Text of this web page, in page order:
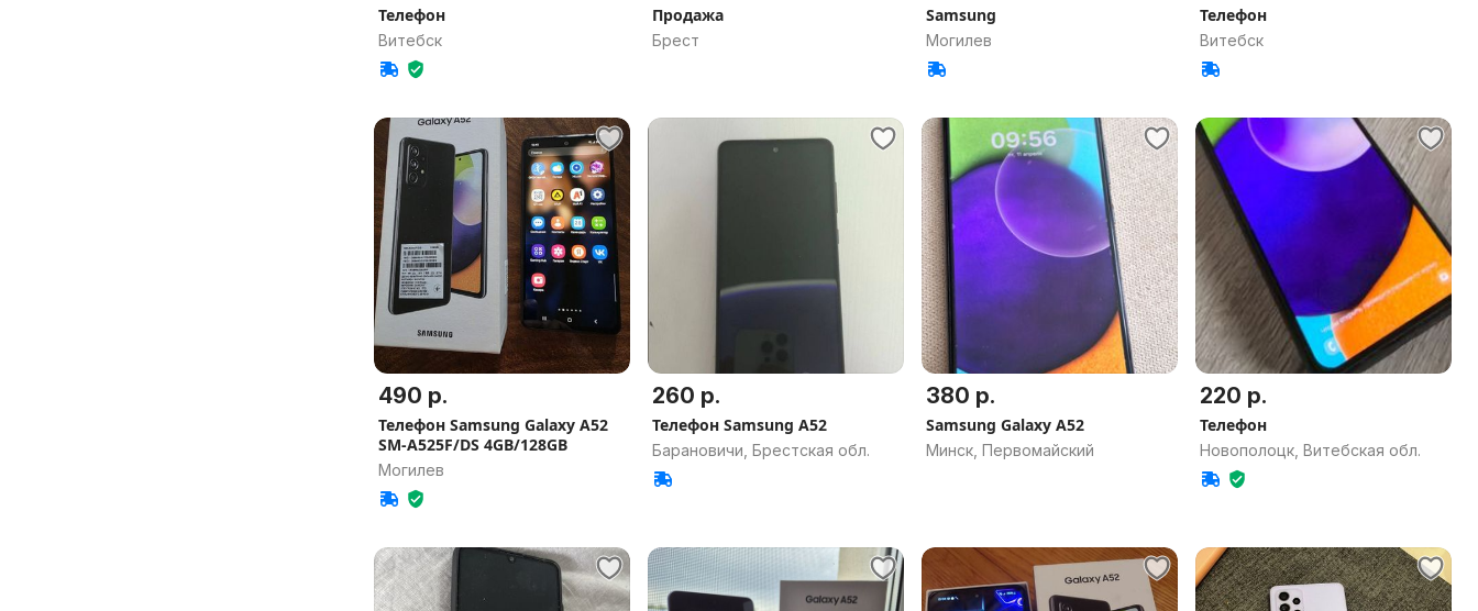
Телефон
Витебск
Продажа
Брест
Samsung
Могилев
Телефон
Витебск
490 р.
Телефон Samsung Galaxy A52
SM-A525F/DS 4GB/128GB
Могилев
260 р.
Телефон Samsung A52
Барановичи, Брестская обл.
380 р.
Samsung Galaxy A52
Минск, Первомайский
220 р.
Телефон
Новополоцк, Витебская обл.